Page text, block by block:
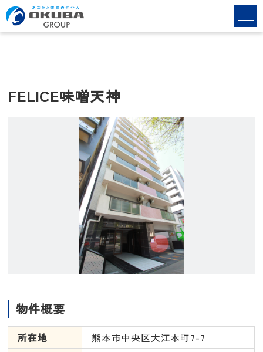
FELICE味噌天神
物件概要
所在地
熊本市中央区大江本町7-7